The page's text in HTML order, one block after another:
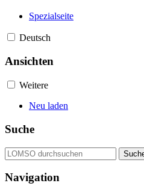
Spezialseite
Deutsch
Ansichten
Weitere
Neu laden
Suche
Navigation